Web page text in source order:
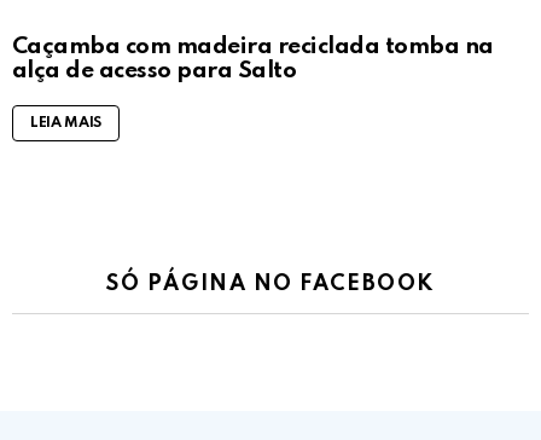
Caçamba com madeira reciclada tomba na
alça de acesso para Salto
LEIA MAIS
SÓ PÁGINA NO FACEBOOK